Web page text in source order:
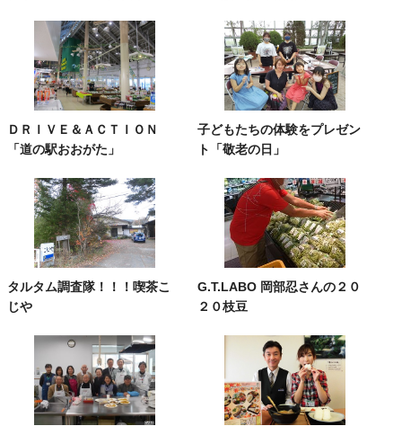
ＤＲＩＶＥ＆ＡＣＴＩＯＮ
「道の駅おおがた」
子どもたちの体験をプレゼン
ト「敬老の日」
タルタム調査隊！！！喫茶こ
じや
G.T.LABO 岡部忍さんの２０
２０枝豆